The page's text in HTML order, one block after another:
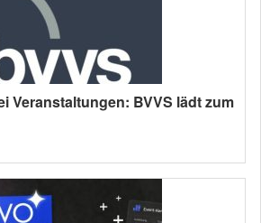
Veranstaltungen: BVVS lädt zum